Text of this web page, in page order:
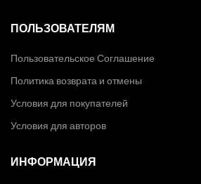
ПОЛЬЗОВАТЕЛЯМ
Пользовательское Соглашение
Политика возврата и отмены
Условия для покупателей
Условия для авторов
ИНФОРМАЦИЯ